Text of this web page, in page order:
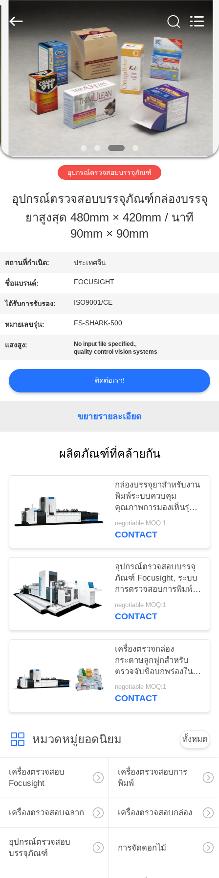
บ้าน
สินค้า
กับ
ติดต่อ
เรา
ข่าว
เสนอ
เว็บไซต์
PRIVACY
POLICY
Technology
Co.,Ltd.
อุปกรณ์ตรวจสอบบรรจุภัณฑ์
อุปกรณ์ตรวจสอบบรรจุภัณฑ์กล่องบรรจุ
ยาสูงสุด 480mm × 420mm / นาที
90mm × 90mm
สถานที่กำเนิด: ประเทศจีน
ชื่อแบรนด์: FOCUSIGHT
ได้รับการรับรอง: ISO9001/CE
หมายเลขรุ่น: FS-SHARK-500
แสงสูง: No input file specified.,
quality control vision systems
ติดต่อเรา!
ขยายรายละเอียด
ผลิตภัณฑ์ที่คล้ายกัน
กล่องบรรจุยาสำหรับงาน
พิมพ์ระบบควบคุม
คุณภาพการมองเห็นรุ่น
Shark-500
negotiable MOQ:1
CONTACT
อุปกรณ์ตรวจสอบบรรจุ
ภัณฑ์ Focusight, ระบบ
การตรวจสอบการพิมพ์
กล่องให้อาหารคู่
negotiable MOQ:1
CONTACT
เครื่องตรวจกล่อง
กระดาษลูกฟูกสำหรับ
ตรวจจับข้อบกพร่องใน
การพิมพ์
negotiable MOQ:1
CONTACT
หมวดหมู่ยอดนิยม ทั้งหมด
เครื่องตรวจสอบ
Focusight
เครื่องตรวจสอบการ
พิมพ์
เครื่องตรวจสอบฉลาก เครื่องตรวจสอบกล่อง
อุปกรณ์ตรวจสอบ
บรรจุภัณฑ์
การจัดดอกไม้